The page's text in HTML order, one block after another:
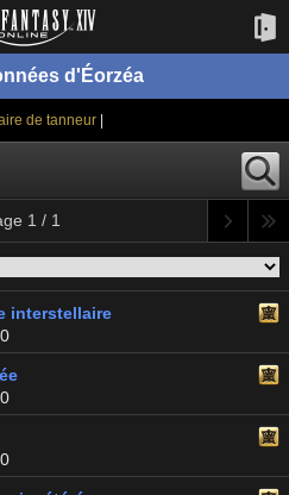
d'Éorzéa
de tanneur
1 / 1
interstellaire